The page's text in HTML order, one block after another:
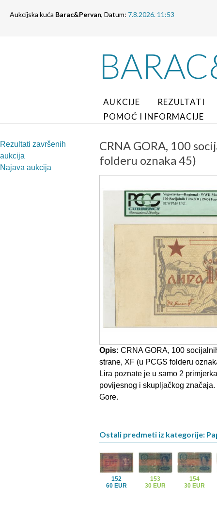
Aukcijska kuća Barac&Pervan, Datum: 7.8.2026. 11:53
AUKCIJE
REZULTATI
POMOĆ I INFORMACIJE
Rezultati završenih
aukcija
Najava aukcija
CRNA GORA, 100
folderu oznaka 45)
Opis: CRNA GORA, 100
strane, XF (u PCGS folderu
Lira poznate je u samo 2
povijesnog i skupljačkog
Gore.
Ostali predmeti iz kategorije:
152
60 EUR
153
30 EUR
154
30 EUR